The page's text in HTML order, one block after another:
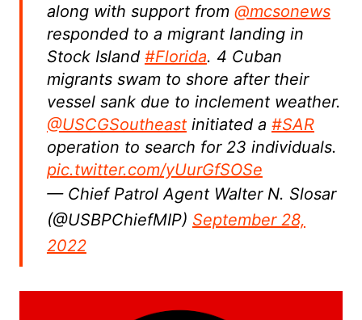
along with support from @mcsonews
responded to a migrant landing in
Stock Island #Florida. 4 Cuban
migrants swam to shore after their
vessel sank due to inclement weather.
@USCGSoutheastinitiated a #SAR
operation to search for 23 individuals.
pic.twitter.com/yUurGfSOSe
— Chief Patrol Agent Walter N. Slosar
(@USBPChiefMIP) September 28,
2022